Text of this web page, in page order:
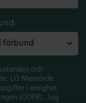
och
LO Mervärde
i enlighet
(GDPR). Jag